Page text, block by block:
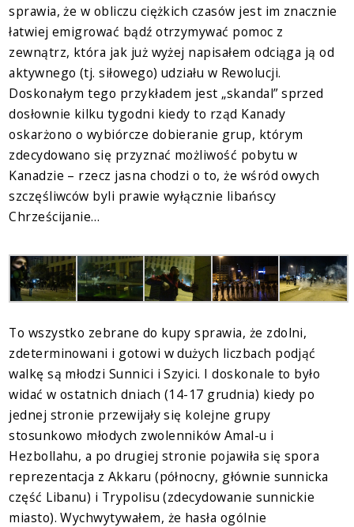
sprawia, że w obliczu ciężkich czasów jest im znacznie
łatwiej emigrować bądź otrzymywać pomoc z
zewnątrz, która jak już wyżej napisałem odciąga ją od
aktywnego (tj. siłowego) udziału w Rewolucji.
Doskonałym tego przykładem jest „skandal” sprzed
dosłownie kilku tygodni kiedy to rząd Kanady
oskarżono o wybiórcze dobieranie grup, którym
zdecydowano się przyznać możliwość pobytu w
Kanadzie – rzecz jasna chodzi o to, że wśród owych
szczęśliwców byli prawie wyłącznie libańscy
Chrześcijanie…
To wszystko zebrane do kupy sprawia, że zdolni,
zdeterminowani i gotowi w dużych liczbach podjąć
walkę są młodzi Sunnici i Szyici. I doskonale to było
widać w ostatnich dniach (14-17 grudnia) kiedy po
jednej stronie przewijały się kolejne grupy
stosunkowo młodych zwolenników Amal-u i
Hezbollahu, a po drugiej stronie pojawiła się spora
reprezentacja z Akkaru (północny, głównie sunnicka
część Libanu) i Trypolisu (zdecydowanie sunnickie
miasto). Wychwytywałem, że hasła ogólnie